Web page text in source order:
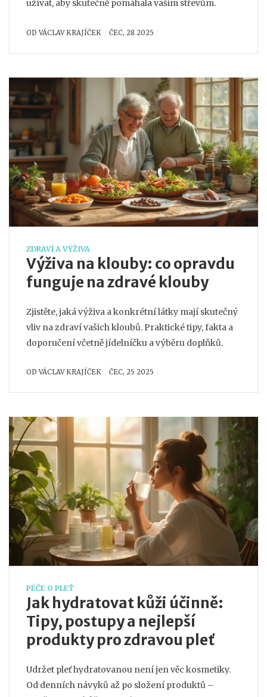
užívat, aby skutečně pomáhala vašim střevům.
ODVÁCLAV KRAJÍČEK ČEC, 28 2025
ZDRAVÍ A VÝŽIVA
Výživa na klouby: co opravdu
funguje na zdravé klouby
Zjistěte, jaká výživa a konkrétní látky mají skutečný
vliv na zdraví vašich kloubů. Praktické tipy, fakta a
doporučení včetně jídelníčku a výběru doplňků.
ODVÁCLAV KRAJÍČEK ČEC, 25 2025
PÉČE O PLEŤ
Jak hydratovat kůži účinně:
Tipy, postupy a nejlepší
produkty pro zdravou pleť
Udržet pleť hydratovanou není jen věc kosmetiky.
Od denních návyků až po složení produktů –